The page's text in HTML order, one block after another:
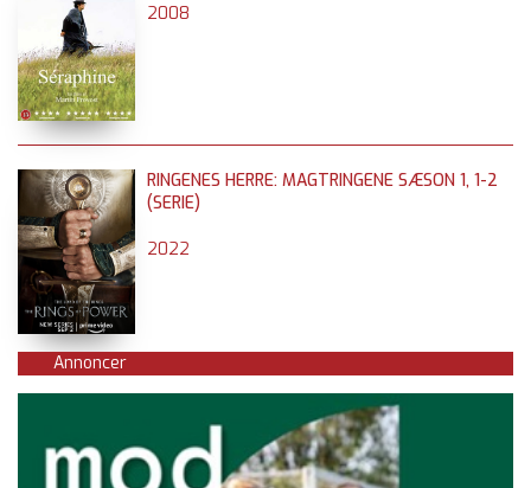
2008
RINGENES HERRE: MAGTRINGENE SÆSON 1, 1-2
(SERIE)
2022
Annoncer